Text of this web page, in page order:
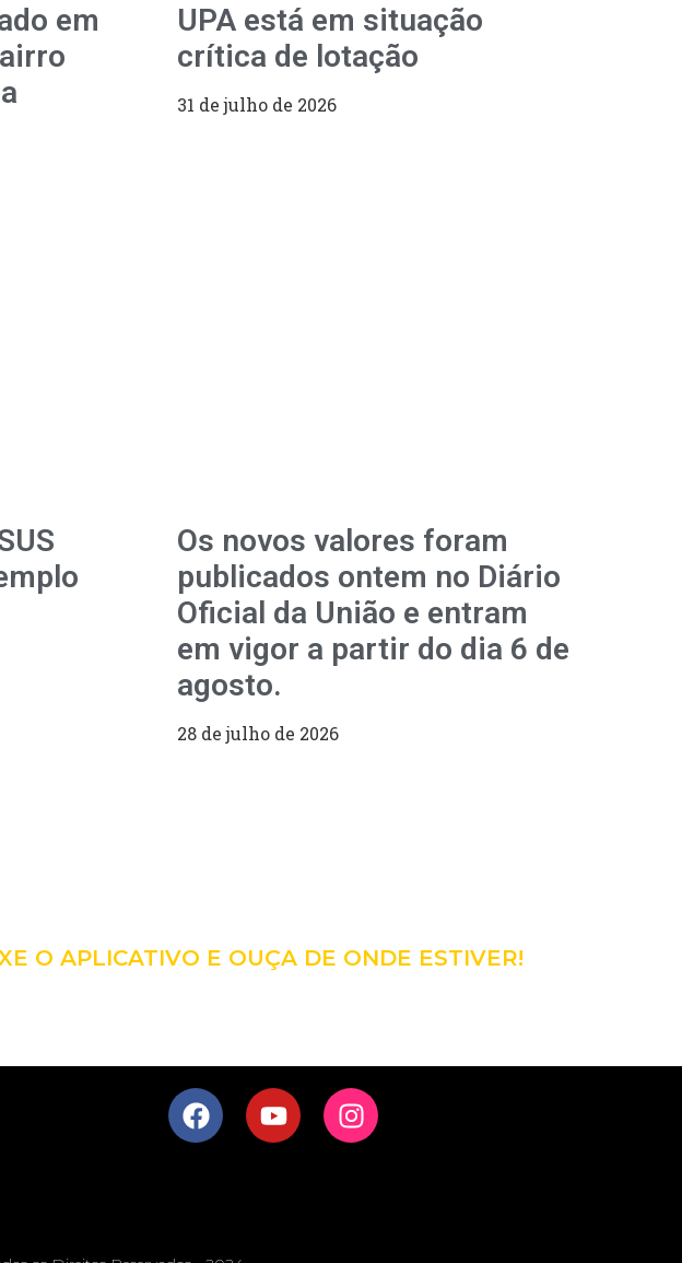
em
UPA está em situação
crítica de lotação
31 de julho de 2026
Os novos valores foram
publicados ontem no Diário
Oficial da União e entram
em vigor a partir do dia 6 de
agosto.
28 de julho de 2026
O APLICATIVO E OUÇA DE ONDE ESTIVER!